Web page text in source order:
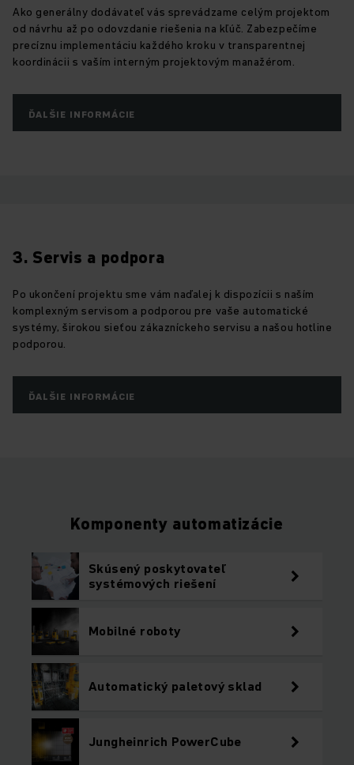
Ako generálny dodávateľ vás sprevádzame celým projektom
od návrhu až po odovzdanie riešenia na kľúč. Zabezpečíme
precíznu implementáciu každého kroku v transparentnej
koordinácii s vaším interným projektovým manažérom.
ĎALŠIE INFORMÁCIE
3. Servis a podpora
Po ukončení projektu sme vám naďalej k dispozícii s naším
komplexným servisom a podporou pre vaše automatické
systémy, širokou sieťou zákazníckeho servisu a našou hotline
podporou.
ĎALŠIE INFORMÁCIE
Komponenty automatizácie
Skúsený poskytovateľ
systémových riešení
Mobilné roboty
Automatický paletový sklad
Jungheinrich PowerCube